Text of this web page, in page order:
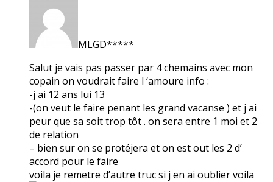
MLGD*****
Salut je vais pas passer par 4 chemains avec mon
copain on voudrait faire l ‘amoure info :
-j ai 12 ans lui 13
-(on veut le faire penant les grand vacanse ) et j ai
peur que sa soit trop tôt . on sera entre 1 moi et 2
de relation
– bien sur on se protéjera et on est out les 2 d’
accord pour le faire
voila je remetre d’autre truc si j en ai oublier voila